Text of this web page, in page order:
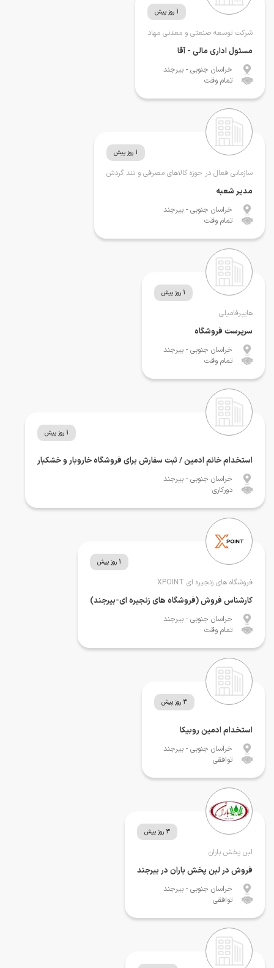
1 روز پیش
شرکت توسعه صنعتی و معدنی مهاد
مسئول اداری مالی - آقا
خراسان جنوبی - بیرجند
تمام وقت
1 روز پیش
سازمانی فعال در حوزه کالاهای مصرفی و تند گردش
مدیر شعبه
خراسان جنوبی - بیرجند
تمام وقت
1 روز پیش
هایپرفامیلی
سرپرست فروشگاه
خراسان جنوبی - بیرجند
تمام وقت
1 روز پیش
استخدام خانم ادمین / ثبت سفارش برای فروشگاه خاروبار و خشکبار
خراسان جنوبی - بیرجند
دورکاری
1 روز پیش
فروشگاه های زنجیره ای XPOINT
کارشناس فروش (فروشگاه های زنجیره ای-بیرجند)
خراسان جنوبی - بیرجند
تمام وقت
3 روز پیش
استخدام ادمین روبیکا
خراسان جنوبی - بیرجند
توافقی
3 روز پیش
لبن پخش باران
فروش در لبن پخش باران در بیرجند
خراسان جنوبی - بیرجند
توافقی